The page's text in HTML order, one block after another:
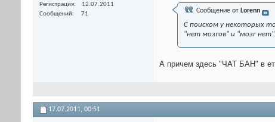
Регистрация
12.07.2011
Сообщений
71 Сообщение от Lorenn
С поиском у некоторых
"нет мозгов" и "мозг
А причем здесь "ЧАТ БАН" в
17.07.2011, 00:51